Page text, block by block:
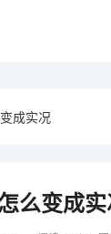
成实况
么变成